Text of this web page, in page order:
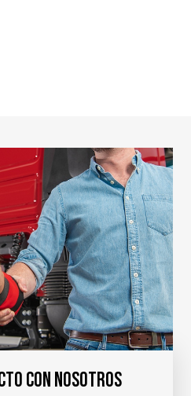
CON NOSOTROS